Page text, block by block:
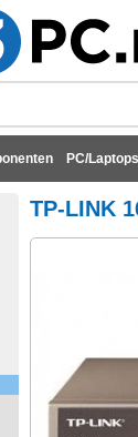
PC/
TP-LINK